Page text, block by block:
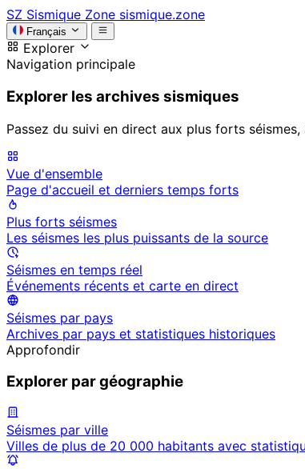
SZ Sismique Zone sismique.zone
Français
Explorer
Navigation principale
Explorer les archives sismiques
Passez du suivi en direct aux plus forts
Vue d'ensemble
Page d'accueil et derniers temps forts
Plus forts séismes
Les séismes les plus puissants de la source
Séismes en temps réel
Événements récents et carte en direct
Séismes par pays
Archives par pays et statistiques historiques
Approfondir
Explorer par géographie
Séismes par ville
Villes de plus de 20 000 habitants avec